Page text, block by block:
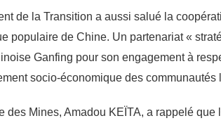
de la Transition a aussi salué la
populaire de Chine. Un partenariat «
Ganfing pour son engagement à
socio-économique des communautés
des Mines, Amadou KEÏTA, a rappelé